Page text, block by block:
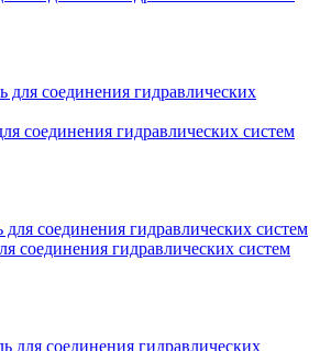
соединения гидравлических систем
соединения гидравлических систем